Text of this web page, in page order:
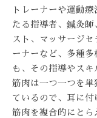
トレーナーや運動
たる指導者、鍼灸
スト、マッサージ
ーナーなど、多種多
も、その指導やスキ
筋肉は一つ一つを単
ているので、耳に付
筋肉を複合的にとら